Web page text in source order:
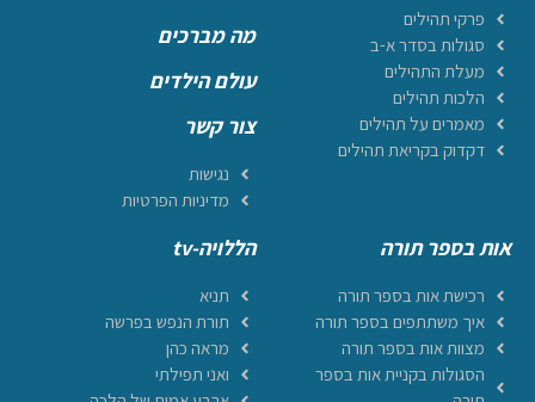
פרקי תהילים
סגולות בסדר א-ב
מעלת התהילים
הלכות תהילים
מאמרים על תהילים
דקדוק בקריאת תהילים
מה מברכים
עולם הילדים
צור קשר
נגישות
מדיניות הפרטיות
אות בספר תורה
רכישת אות בספר תורה
איך משתתפים בספר תורה
מצוות אות בספר תורה
הסגולות בקניית אות בספר
הללויה-tv
תניא
תורת הנפש בפרשה
מראה כהן
ואני תפילתי